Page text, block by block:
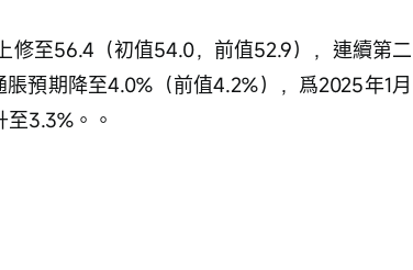
修至56.4（初值54.0，前值52.9），連續第二
預期降至4.0%（前值4.2%），爲2025年1月
3.3%。。